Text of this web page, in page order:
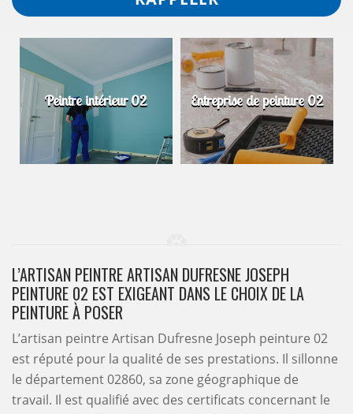
Peintre intérieur 02 Entreprise de peinture 02
L’ARTISAN PEINTRE ARTISAN DUFRESNE JOSEPH
PEINTURE 02 EST EXIGEANT DANS LE CHOIX DE LA
PEINTURE À POSER
L’artisan peintre Artisan Dufresne Joseph peinture 02
est réputé pour la qualité de ses prestations. Il sillonne
le département 02860, sa zone géographique de
travail. Il est qualifié avec des certificats concernant le